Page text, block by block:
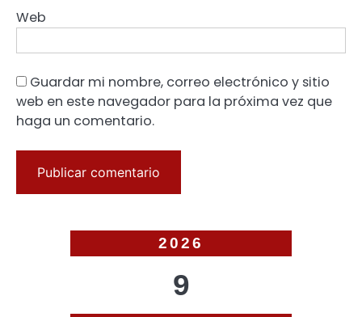
Web
Guardar mi nombre, correo electrónico y sitio
web en este navegador para la próxima vez que
haga un comentario.
2026
9